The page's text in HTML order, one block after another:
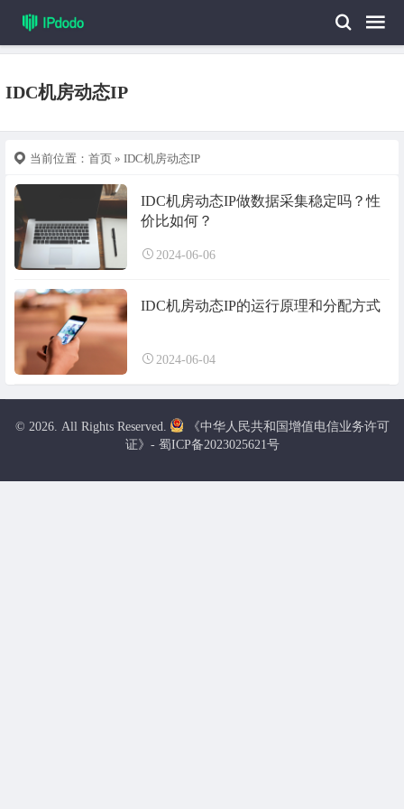
IDC机房动态IP
当前位置： 首页 » IDC机房动态IP
IDC机房动态IP做数据采集稳定吗？性
价比如何？
2024-06-06
IDC机房动态IP的运行原理和分配方式
2024-06-04
© 2026. All Rights Reserved.
《中华人民共和国增值电信业务许可
证》- 蜀ICP备2023025621号